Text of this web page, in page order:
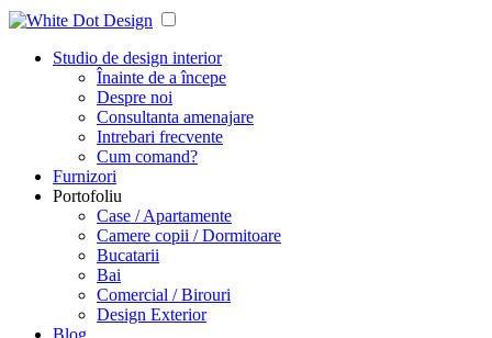
Studio de design interior
Înainte de a începe
Despre noi
Consultanta amenajare
Intrebari frecvente
Cum comand?
Furnizori
Portofoliu
Case / Apartamente
Camere copii / Dormitoare
Bucatarii
Bai
Comercial / Birouri
Design Exterior
Blog